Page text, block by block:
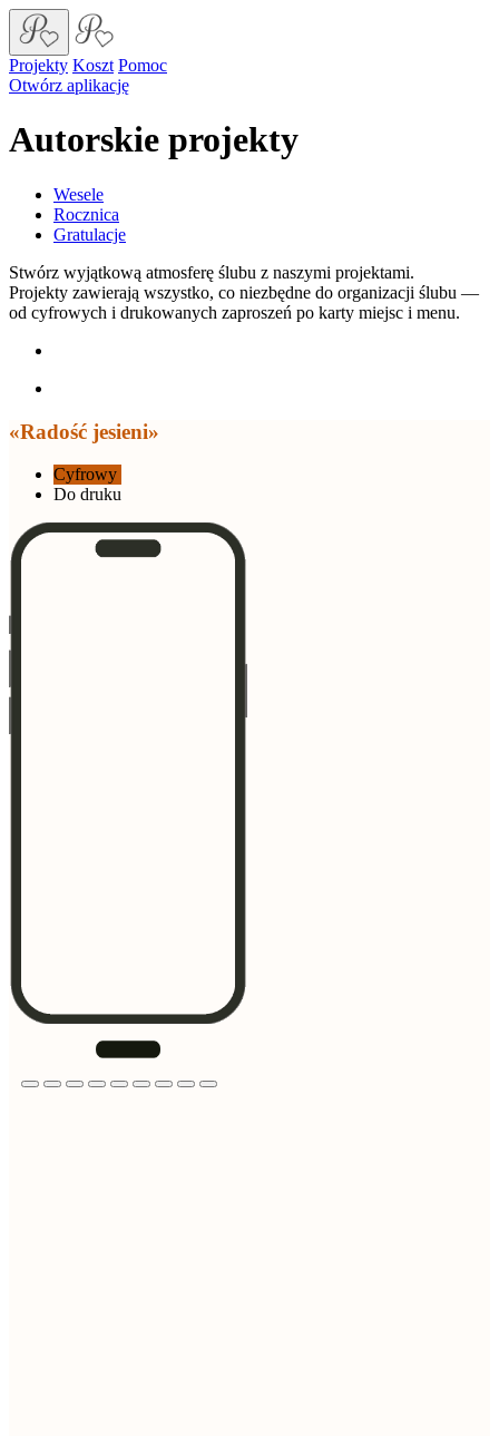
Projekty Koszt Pomoc
Otwórz aplikację
Autorskie projekty
Wesele
Rocznica
Gratulacje
Stwórz wyjątkową atmosferę ślubu z naszymi projektami.
Projekty zawierają wszystko, co niezbędne do organizacji ślubu —
od cyfrowych i drukowanych zaproszeń po karty miejsc i menu.
«Radość jesieni»
Cyfrowy
Do druku